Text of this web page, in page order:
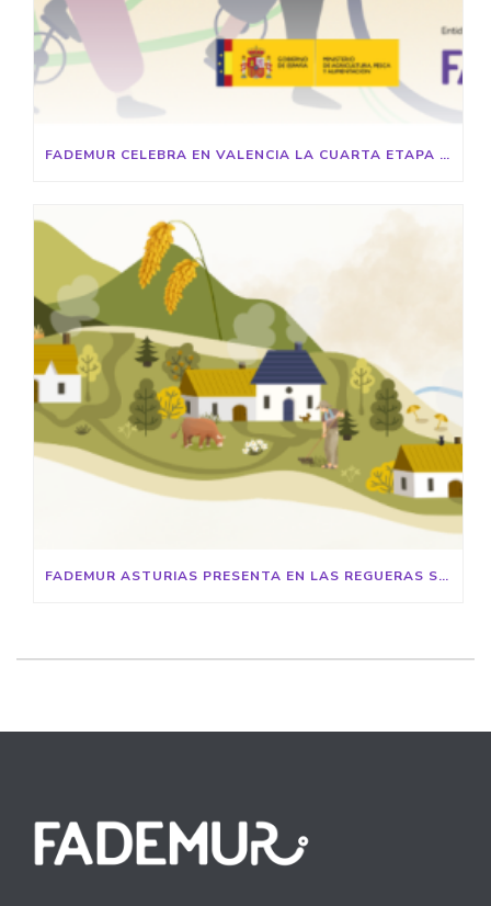
FADEMUR CELEBRA EN VALENCIA LA CUARTA ETAPA DE “LA VUELTA A LA ESPAÑA RURAL”
FADEMUR ASTURIAS PRESENTA EN LAS REGUERAS SU PROGRAMA REDMUR CON UN TALLER SOBRE DIGITALIZACIÓN E INTELIGENCIA ARTIFICIAL